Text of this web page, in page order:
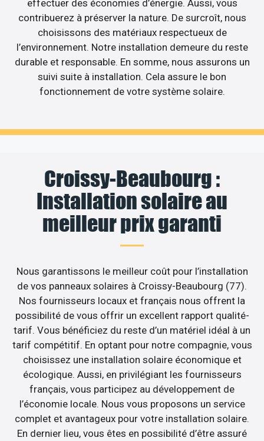
effectuer des économies d’énergie. Aussi, vous
contribuerez à préserver la nature. De surcroît, nous
choisissons des matériaux respectueux de
l’environnement. Notre installation demeure du reste
durable et responsable. En somme, nous assurons un
suivi suite à installation. Cela assure le bon
fonctionnement de votre système solaire.
Croissy-Beaubourg :
Installation solaire au
meilleur prix garanti
Nous garantissons le meilleur coût pour l’installation
de vos panneaux solaires à Croissy-Beaubourg (77).
Nos fournisseurs locaux et français nous offrent la
possibilité de vous offrir un excellent rapport qualité-
tarif. Vous bénéficiez du reste d’un matériel idéal à un
tarif compétitif. En optant pour notre compagnie, vous
choisissez une installation solaire économique et
écologique. Aussi, en privilégiant les fournisseurs
français, vous participez au développement de
l’économie locale. Nous vous proposons un service
complet et avantageux pour votre installation solaire.
En dernier lieu, vous êtes en possibilité d’être assuré